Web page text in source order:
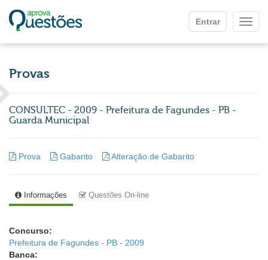
Entrar
Provas
CONSULTEC - 2009 - Prefeitura de Fagundes - PB -
Guarda Municipal
Prova Gabarito Alteração de Gabarito
Informações Questões On-line
Concurso:
Prefeitura de Fagundes - PB - 2009
Banca: